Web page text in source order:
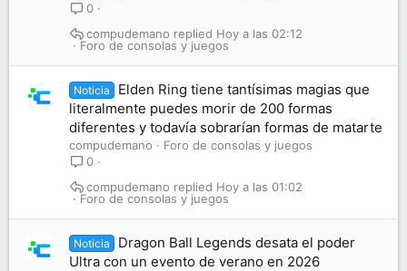
0
Foro de consolas y juegos
Hoy a las 02:12
compudemano
Noticia
Elden Ring tiene tantísimas magias que
literalmente puedes morir de 200 formas
diferentes y todavía sobrarían formas de matarte
compudemano
Foro de consolas y juegos
0
Foro de consolas y juegos
Hoy a las 01:02
compudemano
Noticia
Dragon Ball Legends desata el poder
Ultra con un evento de verano en 2026